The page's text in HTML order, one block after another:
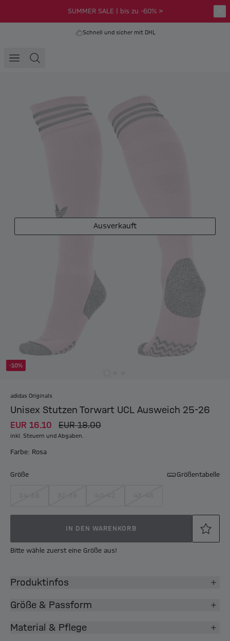
SUMMER SALE | bis zu -60% >
Schnell und sicher mit DHL
-10%
Ausverkauft
adidas Originals
Unisex Stutzen Torwart UCL Ausweich 25-26
EUR 16.10 EUR 18.00
inkl. Steuern und Abgaben.
Farbe: Rosa
Größe Größentabelle
IN DEN WARENKORB
Bitte wähle zuerst eine Größe aus!
Produktinfos
Größe & Passform
Material & Pflege